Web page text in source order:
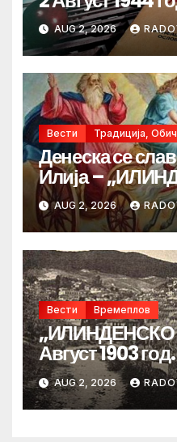
AUG 2, 2026
Вести Традиција,
Денеска се
Илија –
AUG 2, 2026
Вести Времеплов
„ИЛИНДЕНСКО
Август 1903 год.
AUG 2, 2026